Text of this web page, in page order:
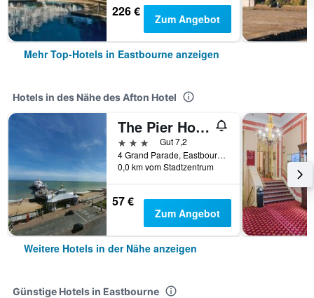
226 € Zum Angebot
Mehr Top-Hotels in Eastbourne anzeigen
Hotels in des Nähe des Afton Hotel
The Pier Hotel
3 Sterne
Gut 7,2
4 Grand Parade, Eastbourne, Großbritannien
0,0 km vom Stadtzentrum
57 €
Zum Angebot
Weitere Hotels in der Nähe anzeigen
Günstige Hotels in Eastbourne